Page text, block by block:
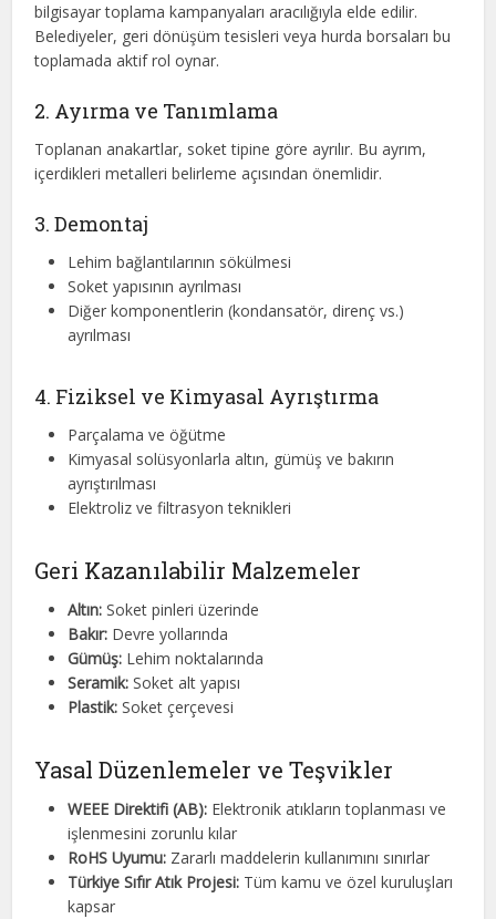
bilgisayar toplama kampanyaları aracılığıyla elde edilir.
Belediyeler, geri dönüşüm tesisleri veya hurda borsaları bu
toplamada aktif rol oynar.
2. Ayırma ve Tanımlama
Toplanan anakartlar, soket tipine göre ayrılır. Bu ayrım,
içerdikleri metalleri belirleme açısından önemlidir.
3. Demontaj
Lehim bağlantılarının sökülmesi
Soket yapısının ayrılması
Diğer komponentlerin (kondansatör, direnç vs.)
ayrılması
4. Fiziksel ve Kimyasal Ayrıştırma
Parçalama ve öğütme
Kimyasal solüsyonlarla altın, gümüş ve bakırın
ayrıştırılması
Elektroliz ve filtrasyon teknikleri
Geri Kazanılabilir Malzemeler
Altın: Soket pinleri üzerinde
Bakır: Devre yollarında
Gümüş: Lehim noktalarında
Seramik: Soket alt yapısı
Plastik: Soket çerçevesi
Yasal Düzenlemeler ve Teşvikler
WEEE Direktifi (AB): Elektronik atıkların toplanması ve
işlenmesini zorunlu kılar
RoHS Uyumu: Zararlı maddelerin kullanımını sınırlar
Türkiye Sıfır Atık Projesi: Tüm kamu ve özel kuruluşları
kapsar